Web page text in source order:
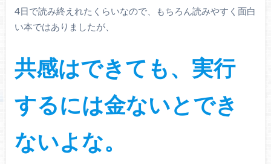
4日で読み終えれたくらいなので、もちろん読みやすく面白
い本ではありましたが、
共感はできても、実行
するには金ないとでき
ないよな。